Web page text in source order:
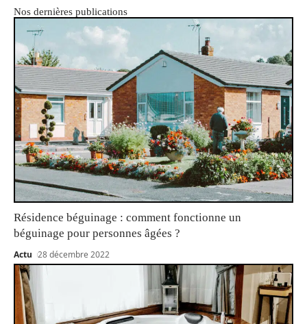
Nos dernières publications
Résidence béguinage : comment fonctionne un
béguinage pour personnes âgées ?
Actu 28 décembre 2022